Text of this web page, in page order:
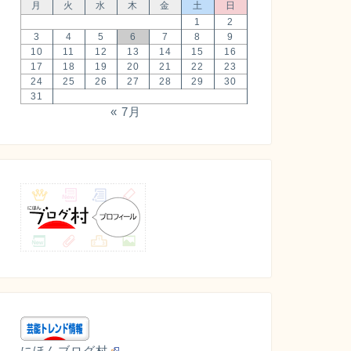
月
火 水 木 金 土
日
1
2
3
4 5 6 7 8
9
10
11 12 13 14 15
16
17
18 19 20 21 22
23
24
25 26 27 28 29
30
31
« 7月